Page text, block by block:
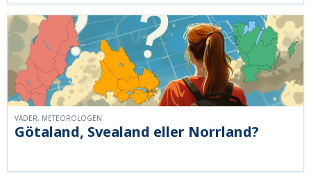
Götaland, Svealand eller Norrland?
VÄDER, METEOROLOGEN